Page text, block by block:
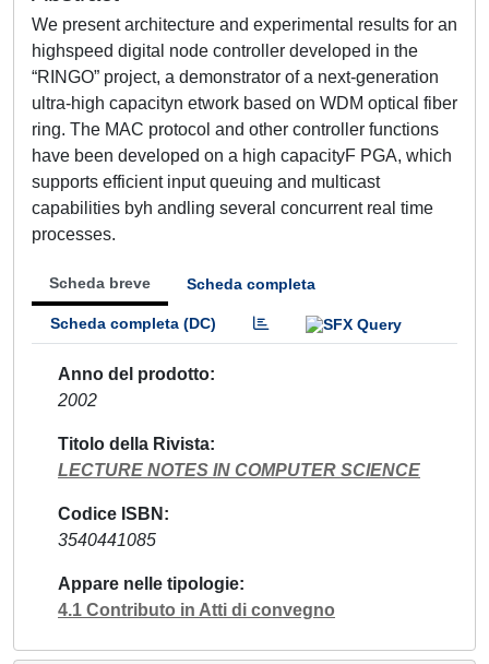
We present architecture and experimental results for an
highspeed digital node controller developed in the
“RINGO” project, a demonstrator of a next-generation
ultra-high capacityn etwork based on WDM optical fiber
ring. The MAC protocol and other controller functions
have been developed on a high capacityF PGA, which
supports efficient input queuing and multicast
capabilities byh andling several concurrent real time
processes.
Scheda breve Scheda completa
Scheda completa (DC)
Anno del prodotto
2002
Titolo della Rivista
LECTURE NOTES IN COMPUTER SCIENCE
Codice ISBN
3540441085
Appare nelle tipologie
4.1 Contributo in Atti di convegno